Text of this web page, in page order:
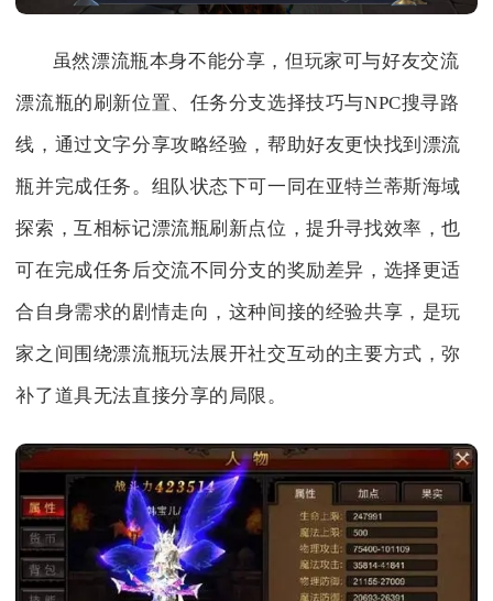
虽然漂流瓶本身不能分享，但玩家可与好友交流
漂流瓶的刷新位置、任务分支选择技巧与NPC搜寻路
线，通过文字分享攻略经验，帮助好友更快找到漂流
瓶并完成任务。组队状态下可一同在亚特兰蒂斯海域
探索，互相标记漂流瓶刷新点位，提升寻找效率，也
可在完成任务后交流不同分支的奖励差异，选择更适
合自身需求的剧情走向，这种间接的经验共享，是玩
家之间围绕漂流瓶玩法展开社交互动的主要方式，弥
补了道具无法直接分享的局限。